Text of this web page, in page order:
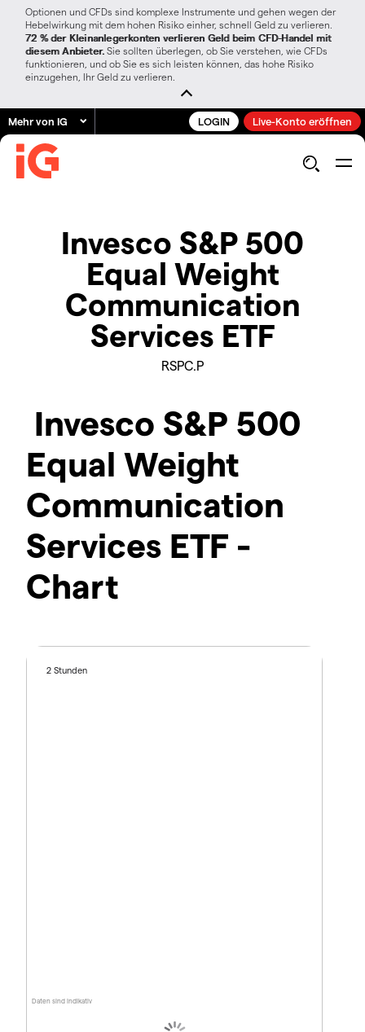
Optionen und CFDs sind komplexe Instrumente und gehen wegen der
Hebelwirkung mit dem hohen Risiko einher, schnell Geld zu verlieren.
72 % der Kleinanlegerkonten verlieren Geld beim CFD-Handel mit
diesem Anbieter. Sie sollten überlegen, ob Sie verstehen, wie CFDs
funktionieren, und ob Sie es sich leisten können, das hohe Risiko
einzugehen, Ihr Geld zu verlieren.
Mehr von IG LOGIN Live-Konto eröffnen
Invesco S&P 500
Equal Weight
Communication
Services ETF
RSPC.P
Invesco S&P 500
Equal Weight
Communication
Services ETF -
Chart
Daten sind indikativ
2 Stunden